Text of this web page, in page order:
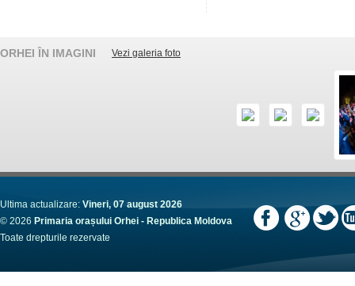
ORHEI ÎN IMAGINI Vezi galeria foto
Ultima actualizare: Vineri, 07 august 2026
© 2026 Primaria orașului Orhei - Republica Moldova
Toate drepturile rezervate